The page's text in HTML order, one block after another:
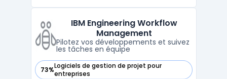
plateforme pour visualiser l’avancement
des act ...
IBM Engineering Workflow
Management
Pilotez vos développements et suivez
les tâches en équipe
73%Logiciels de gestion de projet pour
entreprises
— voir IBM Engineering Workflow Management dans cette